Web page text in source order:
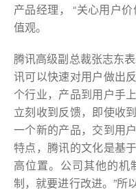
产品经理， “关心用户
值观。
腾讯高级副总裁张志东
讯可以快速对用户做出
个行业，产品到用户手
立刻收到反馈，即使收
一个新的产品，交到用
特点，腾讯的文化是基
高位置。公司其他的
制，就要进行改进。”所